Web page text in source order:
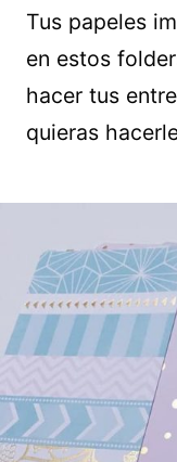
Tus papeles
en estos
hacer tus
quieras